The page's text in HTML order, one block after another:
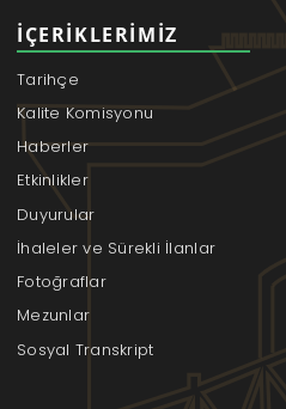
İÇERIKLERIMIZ
Tarihçe
Kalite Komisyonu
Haberler
Etkinlikler
Duyurular
İhaleler ve Sürekli İlanlar
Fotoğraflar
Mezunlar
Sosyal Transkript